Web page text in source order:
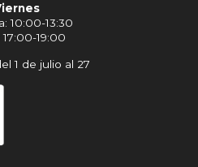
10:00-13:30
17:00-19:00
1 de julio al 27